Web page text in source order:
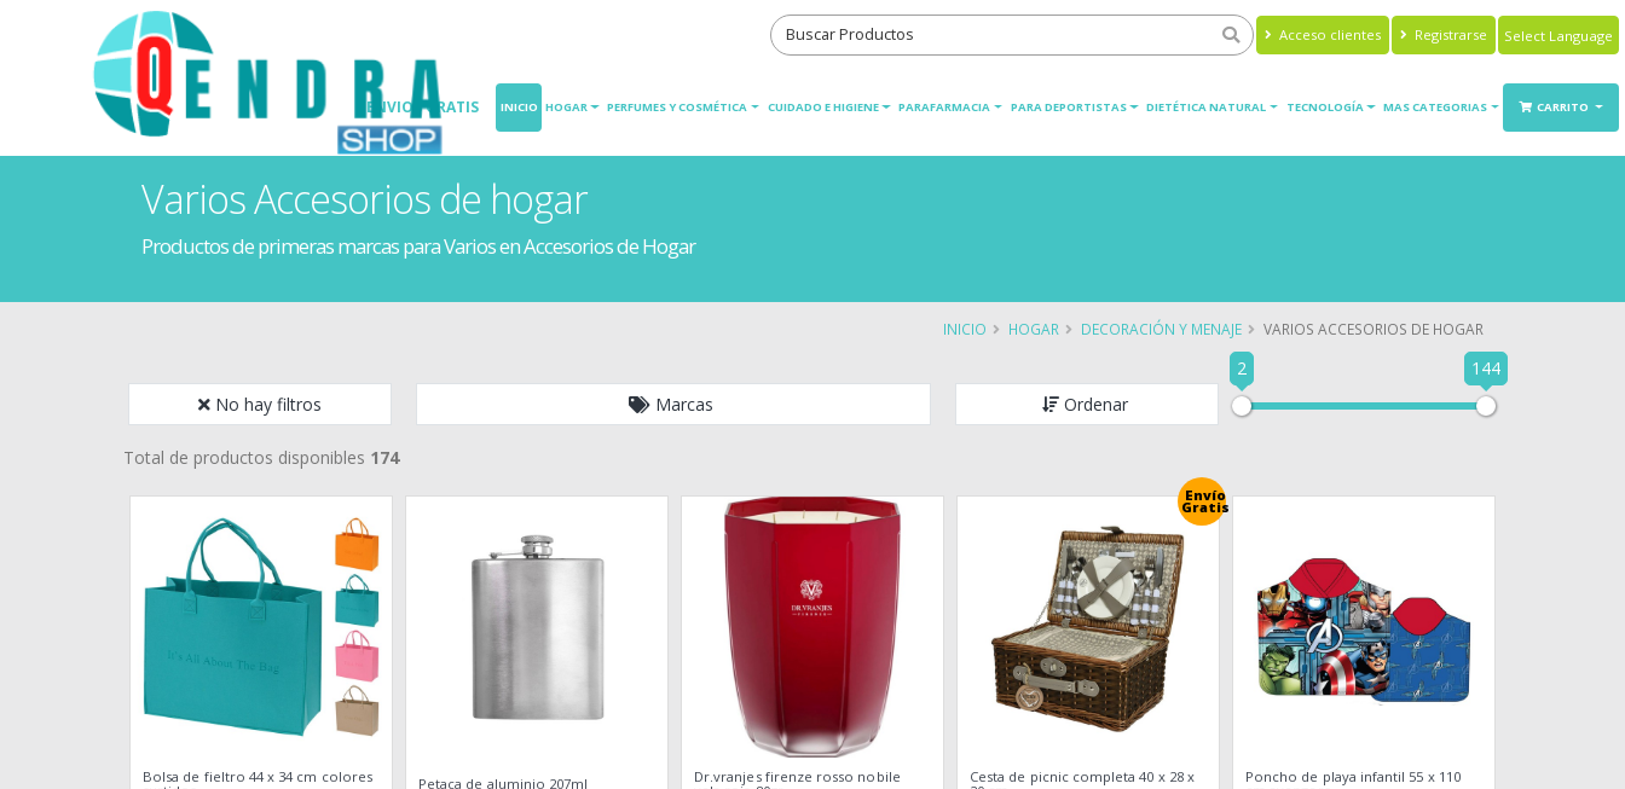
Acceso clientes Registrarse
Translate
ENVIOS GRATIS INICIO HOGAR PERFUMES Y COSMÉTICA CUIDADO E HIGIENE PARAFARMACIA PARA DEPORTISTAS DIETÉTICA NATURAL TECNOLOGÍA MAS CATEGORIAS CARRITO
Varios Accesorios de hogar
Productos de primeras marcas para Varios en Accesorios de Hogar
INICIO HOGAR DECORACIÓN Y MENAJE VARIOS ACCESORIOS DE HOGAR
No hay filtros Marcas Ordenar
2 144
Total de productos disponibles 174
Bolsa de fieltro 44 x 34 cm colores
Petaca de aluminio 207ml
Dr.vranjes firenze rosso nobile
Envío
Gratis
Cesta de picnic completa 40 x 28 x
Poncho de playa infantil 55 x 110